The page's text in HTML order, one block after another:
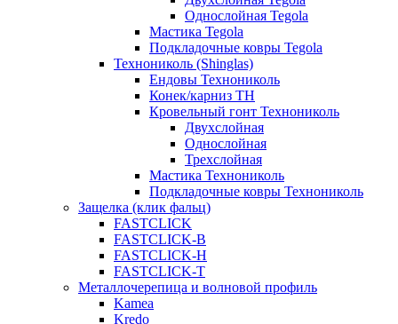
Однослойная Tegola
Мастика Tegola
Подкладочные ковры Tegola
Технониколь (Shinglas)
Ендовы Технониколь
Конек/карниз ТН
Кровельный гонт Технониколь
Двухслойная
Однослойная
Трехслойная
Мастика Технониколь
Подкладочные ковры Технониколь
Защелка (клик фальц)
FASTCLICK
FASTCLICK-B
FASTCLICK-H
FASTCLICK-T
Металлочерепица и волновой профиль
Kamea
Kredo